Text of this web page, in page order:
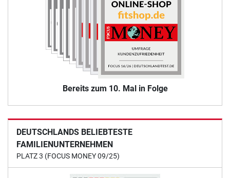
Bereits zum 10. Mal in Folge
DEUTSCHLANDS BELIEBTESTE
FAMILIENUNTERNEHMEN
PLATZ 3 (FOCUS MONEY 09/25)